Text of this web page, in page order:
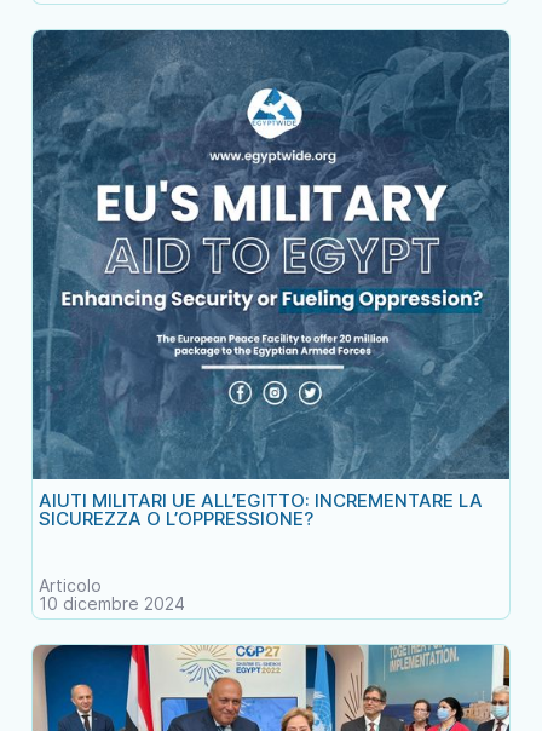
AIUTI MILITARI UE ALL’EGITTO: INCREMENTARE LA
SICUREZZA O L’OPPRESSIONE?
Articolo
10 dicembre 2024